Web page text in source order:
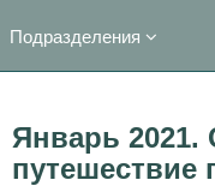
Подразделения
Январь 2021.
путешествие